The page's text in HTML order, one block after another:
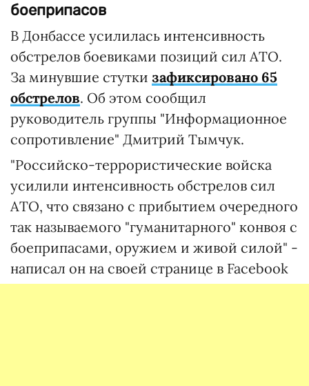
боеприпасов
В Донбассе усилилась интенсивность
обстрелов боевиками позиций сил АТО.
За минувшие стутки зафиксировано 65
обстрелов. Об этом сообщил
руководитель группы "Информационное
сопротивление" Дмитрий Тымчук.
"Российско-террористические войска
усилили интенсивность обстрелов сил
АТО, что связано с прибытием очередного
так называемого "гуманитарного" конвоя с
боеприпасами, оружием и живой силой" -
написал он на своей странице в Facebook